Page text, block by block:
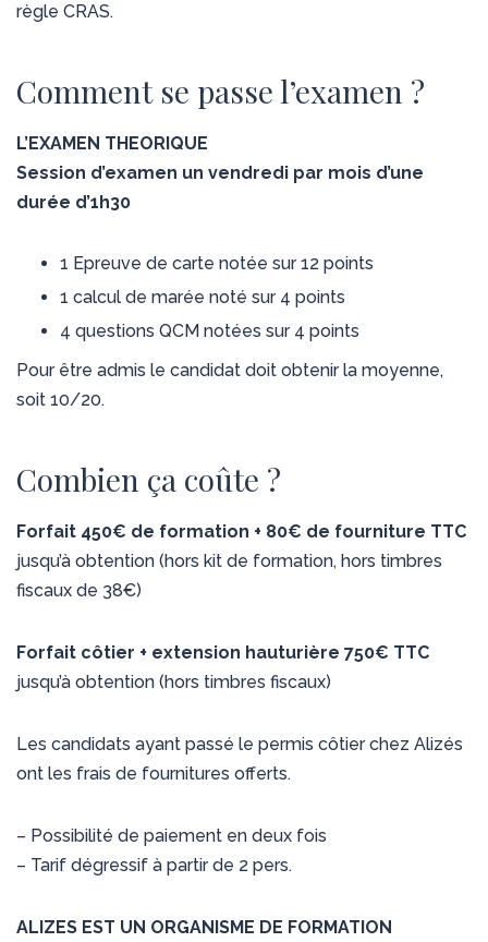
règle CRAS.
Comment se passe l’examen ?
L’EXAMEN THEORIQUE
Session d’examen un vendredi par mois d’une
durée d’1h30
1 Epreuve de carte notée sur 12 points
1 calcul de marée noté sur 4 points
4 questions QCM notées sur 4 points
Pour être admis le candidat doit obtenir la moyenne,
soit 10/20.
Combien ça coûte ?
Forfait 450€ de formation + 80€ de fourniture TTC
jusqu’à obtention (hors kit de formation, hors timbres
fiscaux de 38€)
Forfait côtier + extension hauturière 750€ TTC
jusqu’à obtention (hors timbres fiscaux)
Les candidats ayant passé le permis côtier chez Alizés
ont les frais de fournitures offerts.
– Possibilité de paiement en deux fois
– Tarif dégressif à partir de 2 pers.
ALIZES EST UN ORGANISME DE FORMATION